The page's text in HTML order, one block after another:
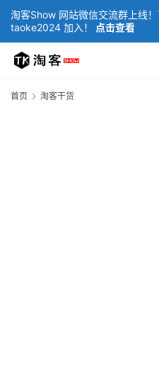
淘客Show 网站微信交流群上线！
taoke2024 加入！
点击查看
首页 淘客干货